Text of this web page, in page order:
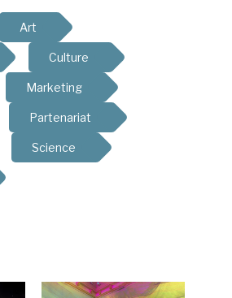
Art
Culture
Marketing
Partenariat
Science